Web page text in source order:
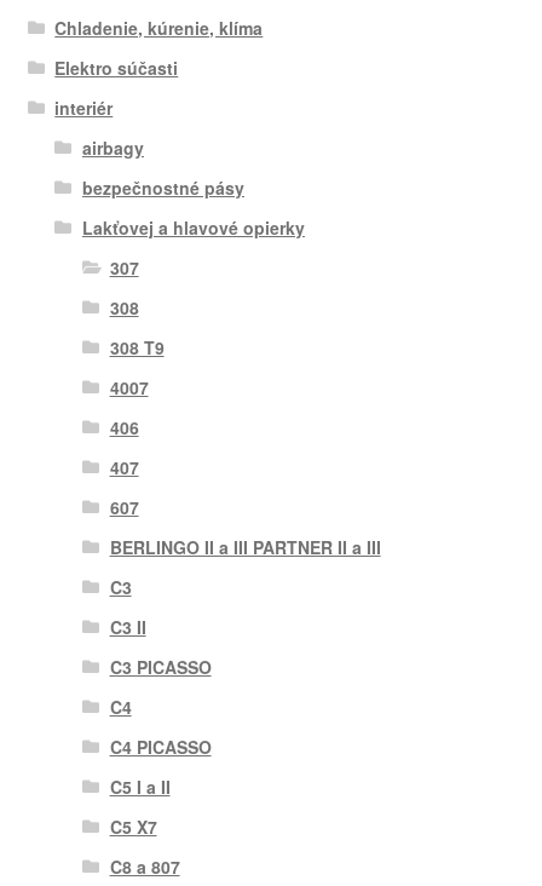
Chladenie, kúrenie, klíma
Elektro súčasti
interiér
airbagy
bezpečnostné pásy
Lakťovej a hlavové opierky
307
308
308 T9
4007
406
407
607
BERLINGO II a III PARTNER II a III
C3
C3 II
C3 PICASSO
C4
C4 PICASSO
C5 I a II
C5 X7
C8 a 807